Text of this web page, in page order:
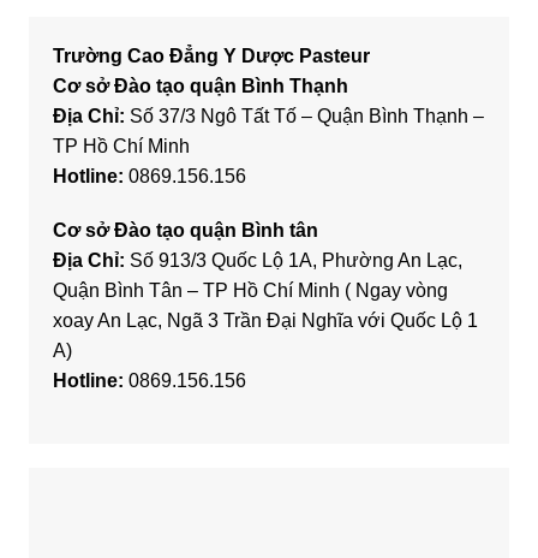
Trường Cao Đẳng Y Dược Pasteur
Cơ sở Đào tạo quận Bình Thạnh
Địa Chỉ: Số 37/3 Ngô Tất Tố – Quận Bình Thạnh –
TP Hồ Chí Minh
Hotline: 0869.156.156
Cơ sở Đào tạo quận Bình tân
Địa Chỉ: Số 913/3 Quốc Lộ 1A, Phường An Lạc,
Quận Bình Tân – TP Hồ Chí Minh ( Ngay vòng
xoay An Lạc, Ngã 3 Trần Đại Nghĩa với Quốc Lộ 1
A)
Hotline: 0869.156.156